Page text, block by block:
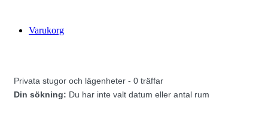
Varukorg
Privata stugor och lägenheter - 0 träffar
Din sökning: Du har inte valt datum eller antal rum